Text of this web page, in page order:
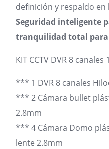
definición y respaldo en
Seguridad inteligente
tranquilidad total
KIT CCTV DVR 8 canales
*** 1 DVR 8 canales
*** 2 Cámara bullet
2.8mm
*** 4 Cámara Domo
lente 2.8mm